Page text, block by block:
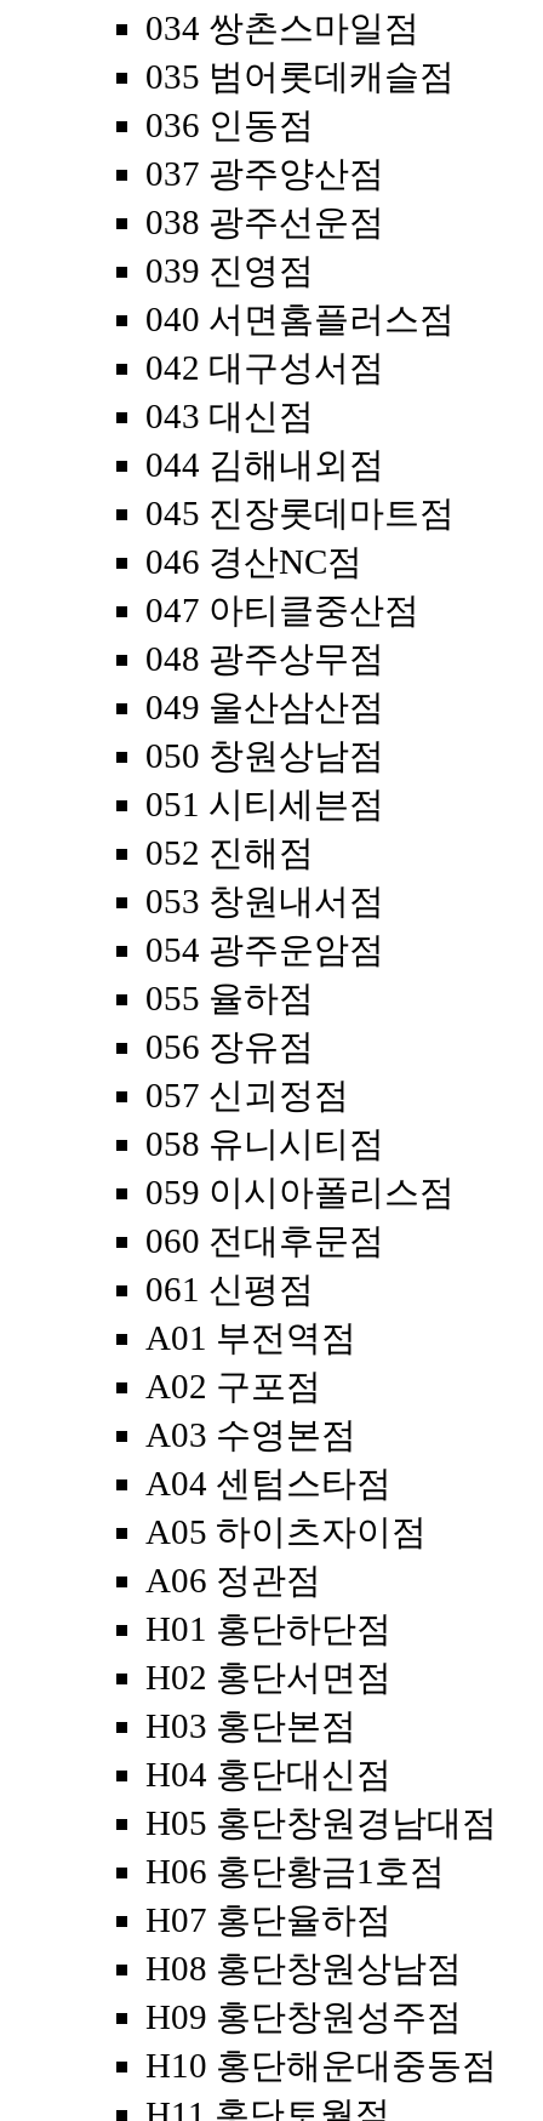
034 쌍촌스마일점
035 범어롯데캐슬점
036 인동점
037 광주양산점
038 광주선운점
039 진영점
040 서면홈플러스점
042 대구성서점
043 대신점
044 김해내외점
045 진장롯데마트점
046 경산NC점
047 아티클중산점
048 광주상무점
049 울산삼산점
050 창원상남점
051 시티세븐점
052 진해점
053 창원내서점
054 광주운암점
055 율하점
056 장유점
057 신괴정점
058 유니시티점
059 이시아폴리스점
060 전대후문점
061 신평점
A01 부전역점
A02 구포점
A03 수영본점
A04 센텀스타점
A05 하이츠자이점
A06 정관점
H01 홍단하단점
H02 홍단서면점
H03 홍단본점
H04 홍단대신점
H05 홍단창원경남대점
H06 홍단황금1호점
H07 홍단율하점
H08 홍단창원상남점
H09 홍단창원성주점
H10 홍단해운대중동점